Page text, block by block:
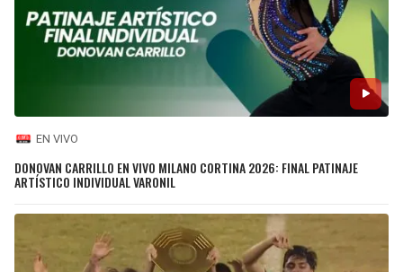
EN VIVO
DONOVAN CARRILLO EN VIVO MILANO CORTINA 2026: FINAL PATINAJE
ARTÍSTICO INDIVIDUAL VARONIL